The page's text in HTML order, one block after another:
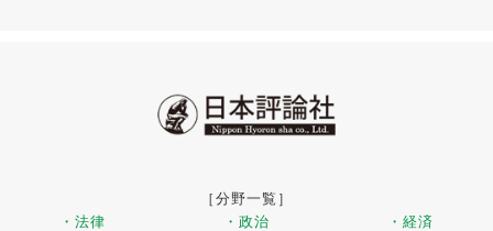
［分野一覧］
・法律
・政治
・経済